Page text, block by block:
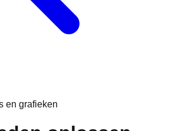
en grafieken